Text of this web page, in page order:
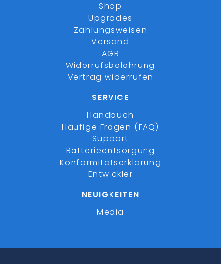
Shop
Upgrades
Zahlungsweisen
Versand
AGB
Widerrufsbelehrung
Vertrag widerrufen
SERVICE
Handbuch
Häufige Fragen (FAQ)
Support
Batterieentsorgung
Konformitätserklärung
Entwickler
NEUIGKEITEN
Media